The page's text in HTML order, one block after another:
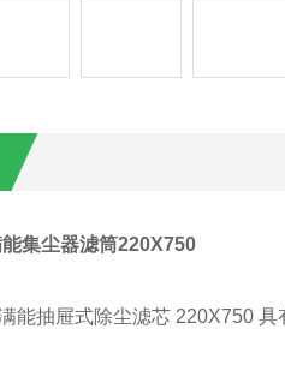
集尘器滤筒220X750
能抽屉式除尘滤芯 220X750 具